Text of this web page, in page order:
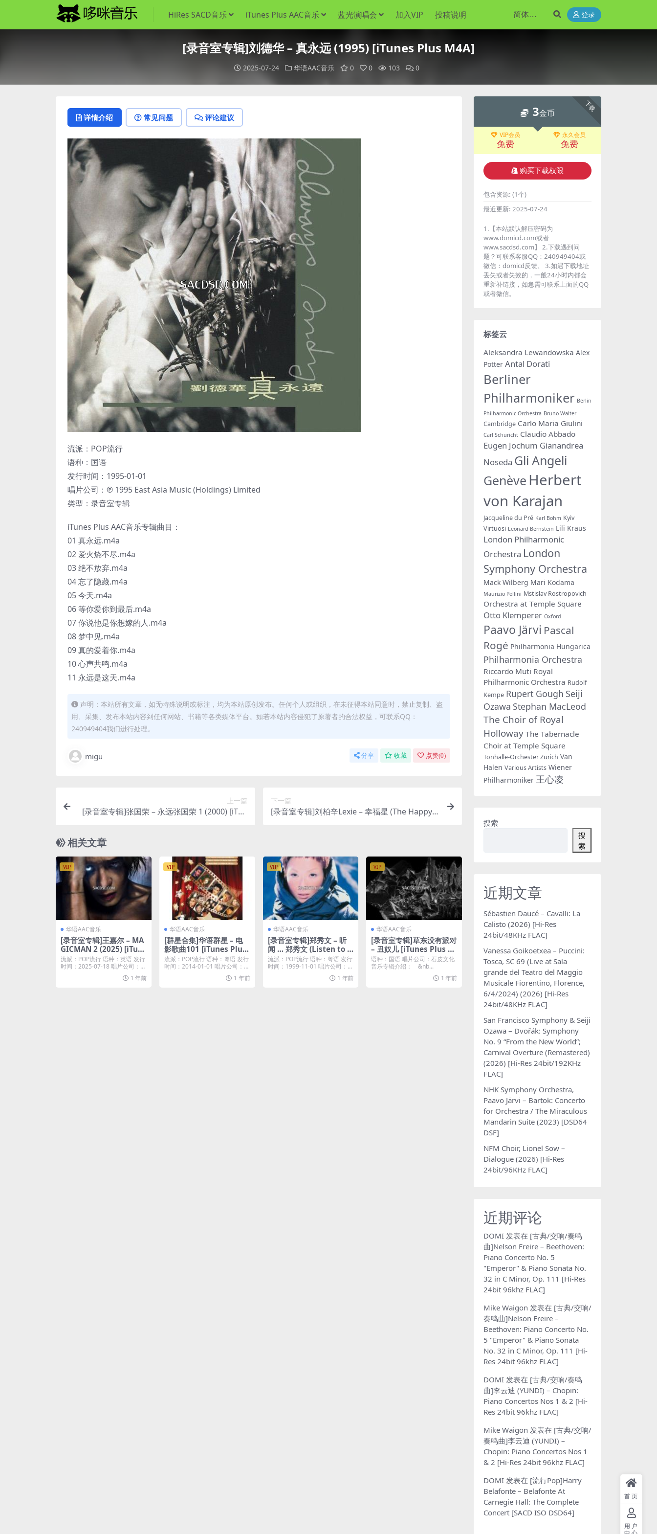
HiRes SACD音乐 iTunes Plus AAC音乐 蓝光演唱会 加入VIP 投稿说明 登录
[录音室专辑]刘德华 – 真永远 (1995) [iTunes Plus M4A]
2025-07-24 华语AAC音乐 0 0 103 0
详情介绍 常见问题 评论建议
流派：POP流行
语种：国语
发行时间：1995-01-01
唱片公司：℗ 1995 East Asia Music (Holdings) Limited
类型：录音室专辑
iTunes Plus AAC音乐专辑曲目：
01 真永远.m4a
02 爱火烧不尽.m4a
03 绝不放弃.m4a
04 忘了隐藏.m4a
05 今天.m4a
06 等你爱你到最后.m4a
07 你说他是你想嫁的人.m4a
08 梦中见.m4a
09 真的爱着你.m4a
10 心声共鸣.m4a
11 永远是这天.m4a
声明：本站所有文章，如无特殊说明或标注，均为本站原创发布。任何个人或组织，在未征得本站同意时，禁止复制、盗
用、采集、发布本站内容到任何网站、书籍等各类媒体平台。如若本站内容侵犯了原著者的合法权益，可联系QQ：
240949404我们进行处理。
migu 分享 收藏 点赞(0)
上一篇
[录音室专辑]张国荣 – 永远张国荣 1 (2000) [iTun
下一篇
[录音室专辑]刘柏辛Lexie – 幸福星 (The Happy S
相关文章
VIP
华语AAC音乐
[录音室专辑]王嘉尔 – MA
GICMAN 2 (2025) [iTun
es Plus M4A]
流派：POP流行 语种：英语 发行
时间：2025-07-18 唱片公司：℗
1 年前
VIP
华语AAC音乐
[群星合集]华语群星 – 电
影歌曲101 [iTunes Plus
M4A]
流派：POP流行 语种：粤语 发行
时间：2014-01-01 唱片公司：环
1 年前
VIP
华语AAC音乐
[录音室专辑]郑秀文 – 听
闻 … 郑秀文 (Listen to S
ammi) [iTunes Plus M4
A]
流派：POP流行 语种：粤语 发行
时间：1999-11-01 唱片公司：℗
1 年前
VIP
华语AAC音乐
[录音室专辑]草东没有派对
– 丑奴儿 [iTunes Plus M
4A]
语种：国语 唱片公司：石皮文化
音乐专辑介绍： &nb...
1 年前
下载
3金币
VIP会员
免费
永久会员
免费
购买下载权限
包含资源: (1个)
最近更新: 2025-07-24
1.【本站默认解压密码为
www.domicd.com或者
www.sacdsd.com】 2.下载遇到问
题？可联系客服QQ：240949404或
微信：domicd反馈。 3.如遇下载地址
丢失或者失效的，一般24小时内都会
重新补链接，如急需可联系上面的QQ
或者微信。
标签云
Aleksandra Lewandowska Alex
Potter Antal Dorati
Berliner
Philharmoniker Berlin
Philharmonic Orchestra Bruno Walter
Cambridge Carlo Maria Giulini
Carl Schuricht Claudio Abbado
Eugen Jochum Gianandrea
Noseda Gli Angeli
Genève Herbert
von Karajan
Jacqueline du Pré Karl Bohm Kyiv
Virtuosi Leonard Bernstein Lili Kraus
London Philharmonic
Orchestra London
Symphony Orchestra
Mack Wilberg Mari Kodama
Maurizio Pollini Mstislav Rostropovich
Orchestra at Temple Square
Otto Klemperer Oxford
Paavo Järvi Pascal
Rogé Philharmonia Hungarica
Philharmonia Orchestra
Riccardo Muti Royal
Philharmonic Orchestra Rudolf
Kempe Rupert Gough Seiji
Ozawa Stephan MacLeod
The Choir of Royal
Holloway The Tabernacle
Choir at Temple Square
Tonhalle-Orchester Zürich Van
Halen Various Artists Wiener
Philharmoniker 王心凌
搜索
搜
索
近期文章
Sébastien Daucé – Cavalli: La
Calisto (2026) [Hi-Res
24bit/48KHz FLAC]
Vanessa Goikoetxea – Puccini:
Tosca, SC 69 (Live at Sala
grande del Teatro del Maggio
Musicale Fiorentino, Florence,
6/4/2024) (2026) [Hi-Res
24bit/48KHz FLAC]
San Francisco Symphony & Seiji
Ozawa – Dvořák: Symphony
No. 9 “From the New World”;
Carnival Overture (Remastered)
(2026) [Hi-Res 24bit/192KHz
FLAC]
NHK Symphony Orchestra,
Paavo Järvi – Bartok: Concerto
for Orchestra / The Miraculous
Mandarin Suite (2023) [DSD64
DSF]
NFM Choir, Lionel Sow –
Dialogue (2026) [Hi-Res
24bit/96KHz FLAC]
近期评论
DOMI 发表在 [古典/交响/奏鸣
曲]Nelson Freire – Beethoven:
Piano Concerto No. 5
"Emperor" & Piano Sonata No.
32 in C Minor, Op. 111 [Hi-Res
24bit 96khz FLAC]
Mike Waigon 发表在 [古典/交响/
奏鸣曲]Nelson Freire –
Beethoven: Piano Concerto No.
5 "Emperor" & Piano Sonata
No. 32 in C Minor, Op. 111 [Hi-
Res 24bit 96khz FLAC]
DOMI 发表在 [古典/交响/奏鸣
曲]李云迪 (YUNDI) – Chopin:
Piano Concertos Nos 1 & 2 [Hi-
Res 24bit 96khz FLAC]
Mike Waigon 发表在 [古典/交响/
奏鸣曲]李云迪 (YUNDI) –
Chopin: Piano Concertos Nos 1
& 2 [Hi-Res 24bit 96khz FLAC]
DOMI 发表在 [流行Pop]Harry
Belafonte – Belafonte At
Carnegie Hall: The Complete
Concert [SACD ISO DSD64]
首页
用户